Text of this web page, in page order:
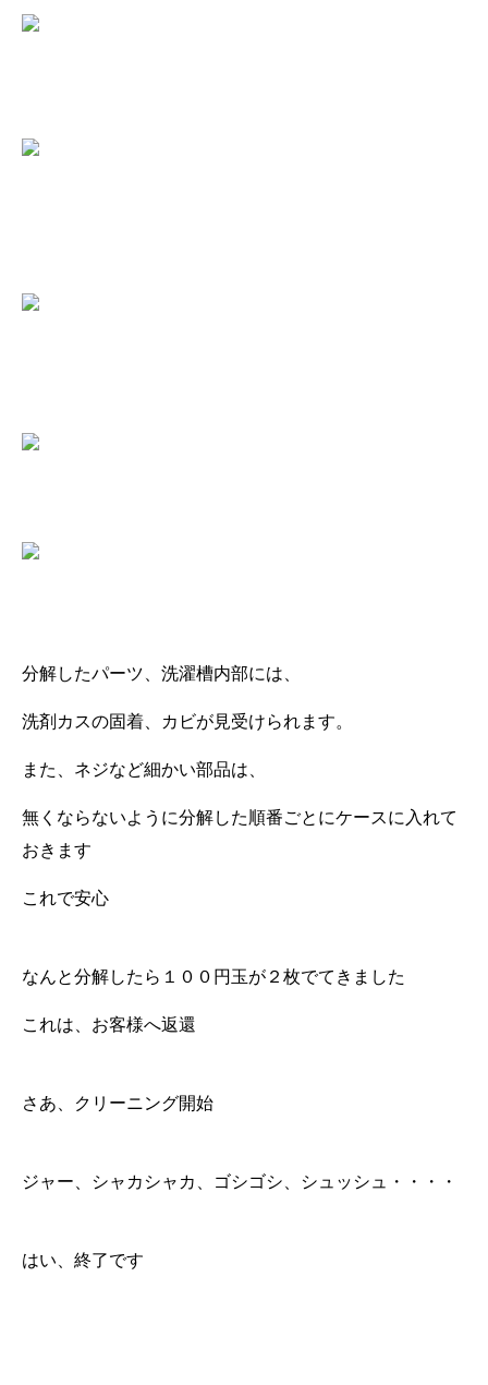
分解したパーツ、洗濯槽内部には、
洗剤カスの固着、カビが見受けられます。
また、ネジなど細かい部品は、
無くならないように分解した順番ごとにケースに入れて
おきます
これで安心
なんと分解したら１００円玉が２枚でてきました
これは、お客様へ返還
さあ、クリーニング開始
ジャー、シャカシャカ、ゴシゴシ、シュッシュ・・・・
はい、終了です